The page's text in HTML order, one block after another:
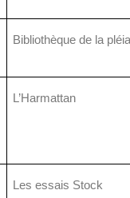
Bibliothèque de la
L’Harmattan
Les essais Stock